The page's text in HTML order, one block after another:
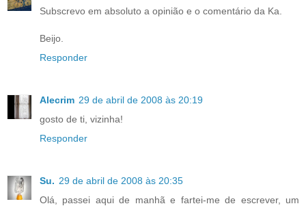
Subscrevo em absoluto a opinião e o comentário da Ka.
Beijo.
Responder
Alecrim 29 de abril de 2008 às 20:19
gosto de ti, vizinha!
Responder
Su. 29 de abril de 2008 às 20:35
Olá, passei aqui de manhã e fartei-me de escrever, um